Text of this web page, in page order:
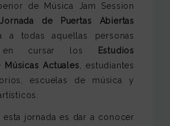
de Música Jam Session
de Puertas Abiertas
a todas aquellas personas
en cursar los Estudios
Músicas Actuales , estudiantes
escuelas de música y
jornada es dar a conocer